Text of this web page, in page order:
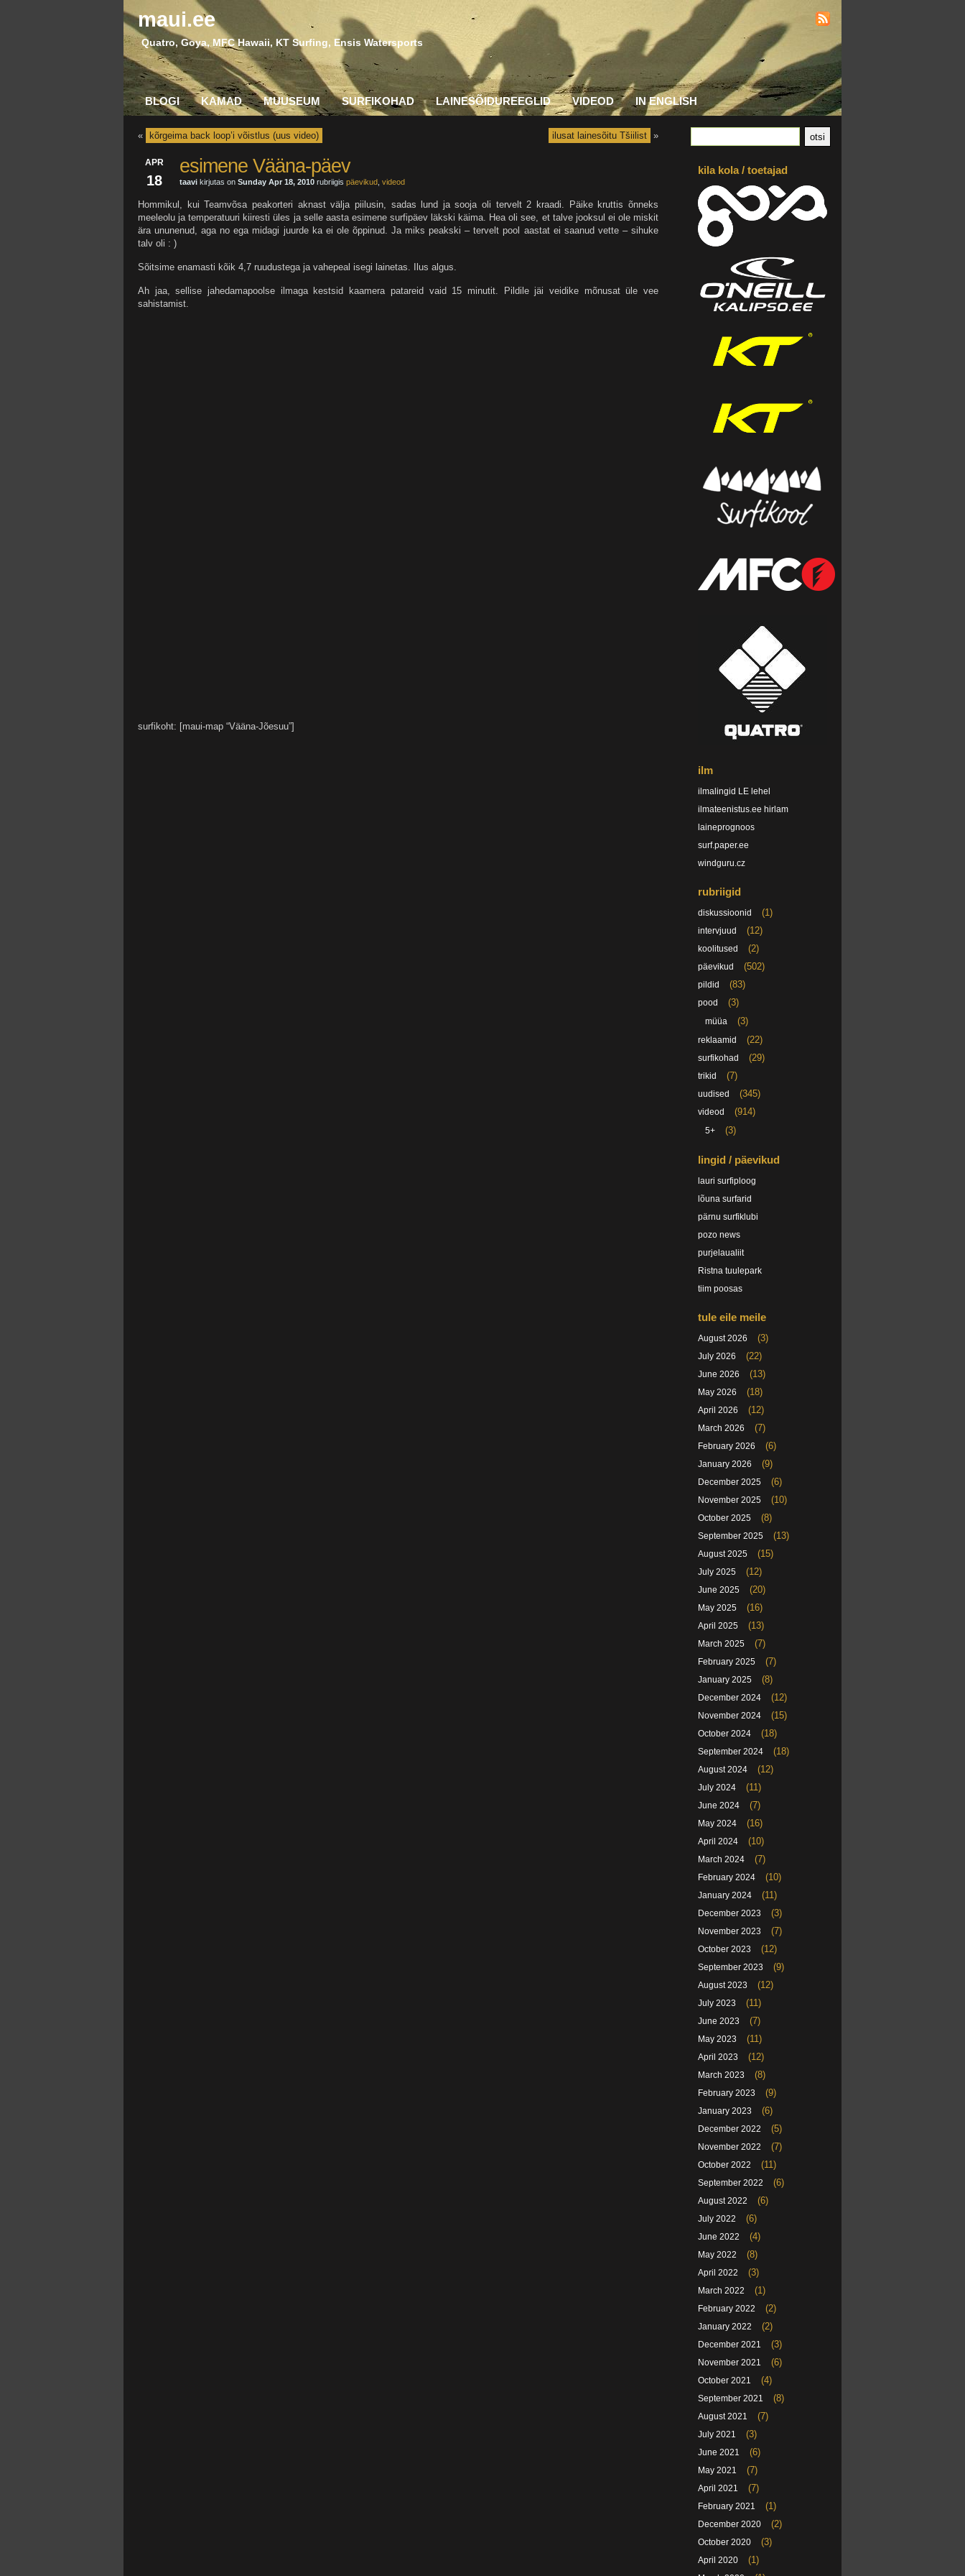
maui.ee
Quatro, Goya, MFC Hawaii, KT Surfing, Ensis Watersports
BLOGI KAMAD MUUSEUM SURFIKOHAD LAINESÕIDUREEGLID VIDEOD IN ENGLISH
ilusat lainesõitu Tšiilist »
« kõrgeima back loop’i võistlus (uus video)
APR
18
esimene Vääna-päev
taavi kirjutas on Sunday Apr 18, 2010 rubriigis päevikud videod
Hommikul, kui Teamvõsa peakorteri aknast välja piilusin, sadas lund ja sooja oli tervelt 2 kraadi. Päike kruttis õnneks
meeleolu ja temperatuuri kiiresti üles ja selle aasta esimene surfipäev läkski käima. Hea oli see, et talve jooksul ei ole miskit
ära ununenud, aga no ega midagi juurde ka ei ole õppinud. Ja miks peakski – tervelt pool aastat ei saanud vette – sihuke
talv oli : )
Sõitsime enamasti kõik 4,7 ruudustega ja vahepeal isegi lainetas. Ilus algus.
Ah jaa, sellise jahedamapoolse ilmaga kestsid kaamera patareid vaid 15 minutit. Pildile jäi veidike mõnusat üle vee
sahistamist.
surfikoht: [maui-map “Vääna-Jõesuu”]
kila kola / toetajad
ilm
ilmalingid LE lehel
ilmateenistus.ee hirlam
laineprognoos
surf.paper.ee
windguru.cz
rubriigid
diskussioonid (1)
intervjuud (12)
koolitused (2)
päevikud (502)
pildid (83)
pood (3)
müüa (3)
reklaamid (22)
surfikohad (29)
trikid (7)
uudised (345)
videod (914)
5+ (3)
lingid / päevikud
lauri surfiploog
lõuna surfarid
pärnu surfiklubi
pozo news
purjelaualiit
Ristna tuulepark
tiim poosas
tule eile meile
August 2026 (3)
July 2026 (22)
June 2026 (13)
May 2026 (18)
April 2026 (12)
March 2026 (7)
February 2026 (6)
January 2026 (9)
December 2025 (6)
November 2025 (10)
October 2025 (8)
September 2025 (13)
August 2025 (15)
July 2025 (12)
June 2025 (20)
May 2025 (16)
April 2025 (13)
March 2025 (7)
February 2025 (7)
January 2025 (8)
December 2024 (12)
November 2024 (15)
October 2024 (18)
September 2024 (18)
August 2024 (12)
July 2024 (11)
June 2024 (7)
May 2024 (16)
April 2024 (10)
March 2024 (7)
February 2024 (10)
January 2024 (11)
December 2023 (3)
November 2023 (7)
October 2023 (12)
September 2023 (9)
August 2023 (12)
July 2023 (11)
June 2023 (7)
May 2023 (11)
April 2023 (12)
March 2023 (8)
February 2023 (9)
January 2023 (6)
December 2022 (5)
November 2022 (7)
October 2022 (11)
September 2022 (6)
August 2022 (6)
July 2022 (6)
June 2022 (4)
May 2022 (8)
April 2022 (3)
March 2022 (1)
February 2022 (2)
January 2022 (2)
December 2021 (3)
November 2021 (6)
October 2021 (4)
September 2021 (8)
August 2021 (7)
July 2021 (3)
June 2021 (6)
May 2021 (7)
April 2021 (7)
February 2021 (1)
December 2020 (2)
October 2020 (3)
April 2020 (1)